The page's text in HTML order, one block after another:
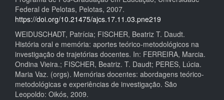
Federal de Pelotas, Pelotas, 2007.
https://doi.org/10.21475/ajcs.17.11.03.pne219
WEIDUSCHADT, Patrícia; FISCHER, Beatriz T. Daudt.
História oral e memória: aportes teórico-metodológicos na
investigação de trajetórias docentes. In: FERREIRA, Marcia.
Ondina Vieira.; FISCHER, Beatriz. T. Daudt; PERES, Lúcia.
Maria Vaz. (orgs). Memórias docentes: abordagens teórico-
metodológicas e experiências de investigação. São
Leopoldo: Oikós, 2009.